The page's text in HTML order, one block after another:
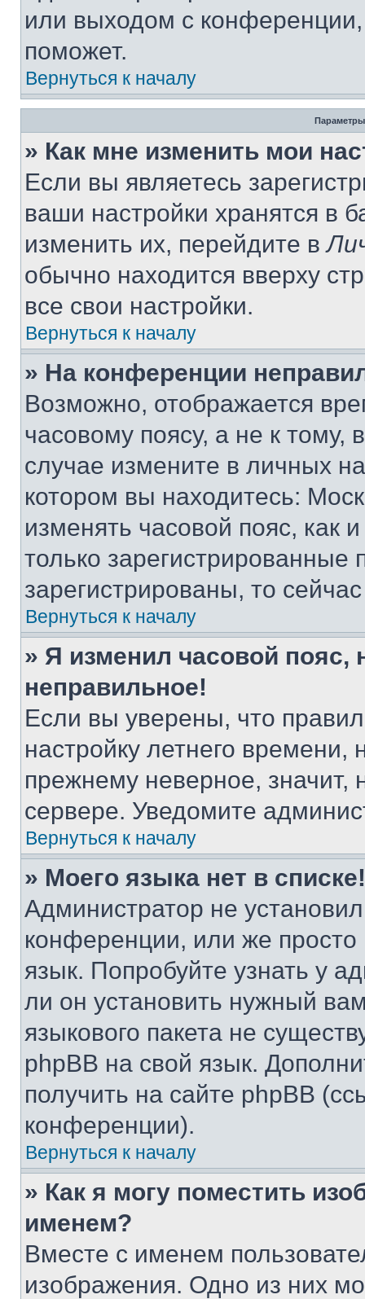
или выходом с
поможет.
Вернуться к началу
Параметры
» Как мне изменить мои
Если вы являетесь
ваши настройки хранятся в
изменить их, перейдите в
обычно находится вверху
все свои настройки.
Вернуться к началу
» На конференции
Возможно, отображается
часовому поясу, а не к тому,
случае измените в личных
котором вы находитесь:
изменять часовой пояс, как
только
зарегистрированы, то
Вернуться к началу
» Я изменил часовой пояс,
неправильное!
Если вы уверены, что
настройку летнего
прежнему неверное, значит,
сервере. Уведомите
Вернуться к началу
» Моего языка нет в списке!
Администратор не
конференции, или же
язык. Попробуйте узнать у
ли он установить нужный
языкового пакета не
phpBB на свой язык.
получить на сайте phpBB
конференции).
Вернуться к началу
» Как я могу поместить
именем?
Вместе с именем
изображения. Одно из них